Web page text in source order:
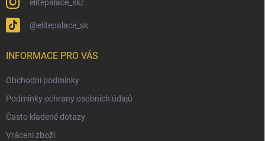
elitepalace_sk/
@elitepalace_sk
INFORMACE PRO VÁS
Obchodní podmínky
Podmínky ochrany osobních údajů
Často kladené dotazy
Vrácení zboží